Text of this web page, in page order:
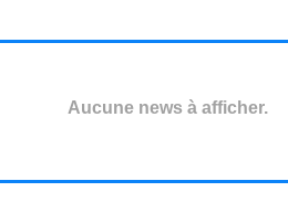
Aucune news à afficher.